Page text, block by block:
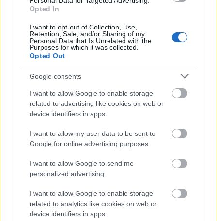
Opted In
I want to opt-out of Collection, Use,
Retention, Sale, and/or Sharing of my
Personal Data that Is Unrelated with the
Purposes for which it was collected.
Opted Out
Google consents
I want to allow Google to enable storage
related to advertising like cookies on web or
device identifiers in apps.
I want to allow my user data to be sent to
Google for online advertising purposes.
I want to allow Google to send me
personalized advertising.
I want to allow Google to enable storage
related to analytics like cookies on web or
device identifiers in apps.
Bicske Kelet csomópont építése
Új gyalogosátkelők és jelzőlámpás
csomópont épül Angyalföldön
Hódmezővásárhely jó hírű református
iskoláját
Látványos építési szakasz indult be a